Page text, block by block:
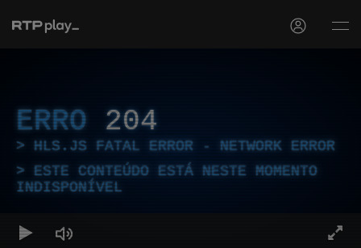
ERRO 204
HLS.JS FATAL ERROR - NETWORK ERROR
ESTE CONTEÚDO ESTÁ NESTE MOMENTO
INDISPONÍVEL